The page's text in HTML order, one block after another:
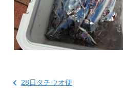
28日タチウオ便